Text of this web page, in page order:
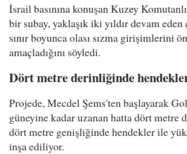
İsrail basınına konuşan Kuzey
bir subay, yaklaşık iki yıldır devam eden
sınır boyunca olası sızma girişimlerini
amaçladığını söyledi.
Dört metre derinliğinde
Projede, Mecdel Şems'ten başlayarak
güneyine kadar uzanan hatta dört metre
dört metre genişliğinde hendekler ile
inşa ediliyor.